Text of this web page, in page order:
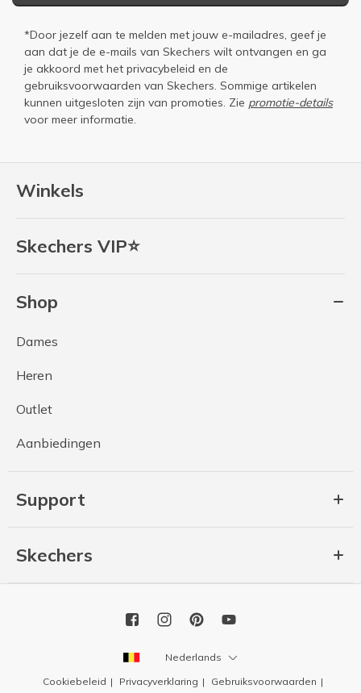
Winkels
Skechers VIP⭐
Shop
Dames
Heren
Outlet
Aanbiedingen
Support
Skechers
*Door jezelf aan te melden met jouw e-mailadres, geef je
aan dat je de e-mails van Skechers wilt ontvangen en ga
je akkoord met het privacybeleid en de
gebruiksvoorwaarden van Skechers. Sommige artikelen
kunnen uitgesloten zijn van promoties. Zie promotie-details
voor meer informatie.
Nederlands
Cookiebeleid Privacyverklaring Gebruiksvoorwaarden